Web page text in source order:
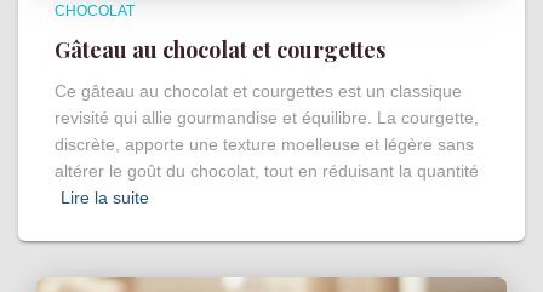
CHOCOLAT
Gâteau au chocolat et courgettes
Ce gâteau au chocolat et courgettes est un classique
revisité qui allie gourmandise et équilibre. La courgette,
discrète, apporte une texture moelleuse et légère sans
altérer le goût du chocolat, tout en réduisant la quantité
Lire la suite